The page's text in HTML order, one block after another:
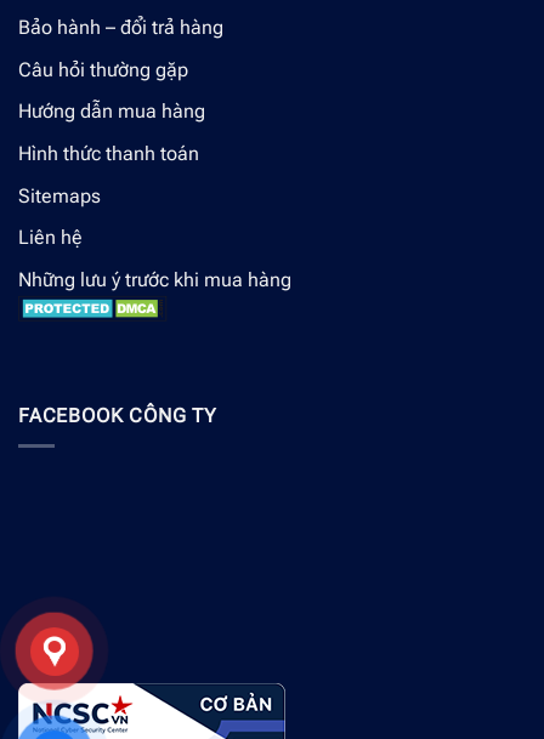
Bảo hành – đổi trả hàng
Câu hỏi thường gặp
Hướng dẫn mua hàng
Hình thức thanh toán
Sitemaps
Liên hệ
Những lưu ý trước khi mua hàng
FACEBOOK CÔNG TY